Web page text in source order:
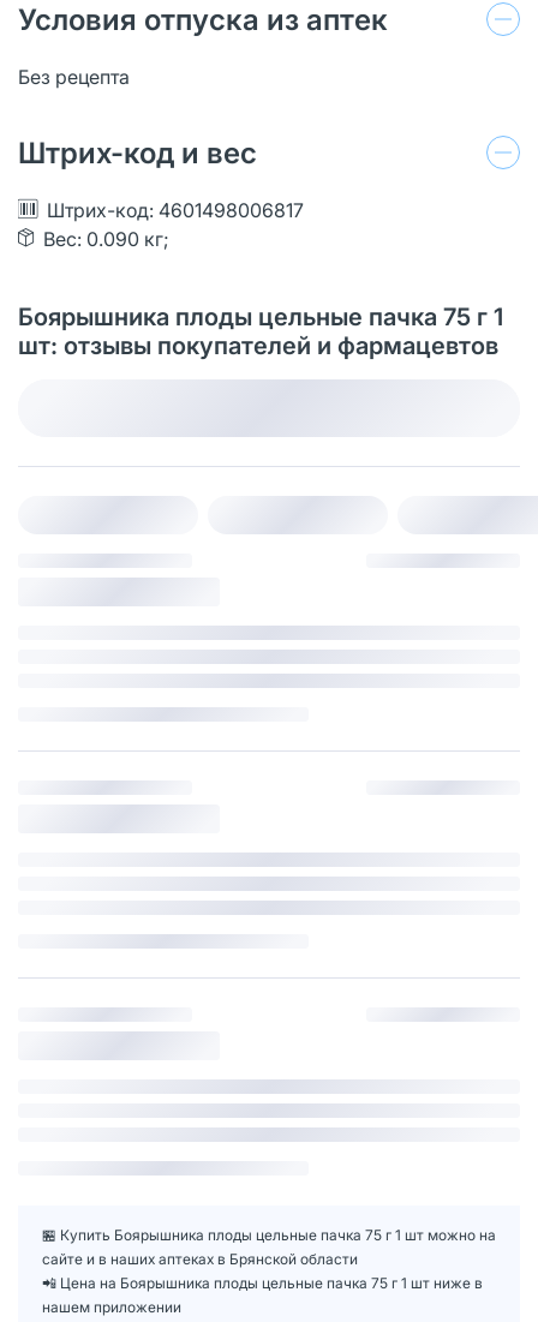
Условия отпуска из аптек
Без рецепта
Штрих-код и вес
Штрих-код: 4601498006817
Вес: 0.090 кг;
Боярышника плоды цельные пачка 75 г 1
шт: отзывы покупателей и фармацевтов
🏪 Купить Боярышника плоды цельные пачка 75 г 1 шт можно на
сайте и в наших аптеках в Брянской области
📲 Цена на Боярышника плоды цельные пачка 75 г 1 шт ниже в
нашем приложении